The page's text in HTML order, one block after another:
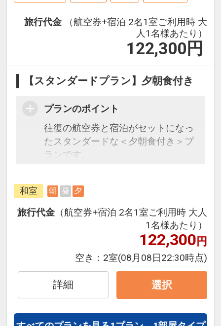
旅行代金
（航空券+宿泊 2名1室ご利用時 大
人1名様あたり）
122,300 円
【スタンダードプラン】夕朝食付き
プランのポイント
往復の航空券と宿泊がセットになっ
たスタンダードな＜夕朝食付き＞プ
ランです。
ら、一都市滞在はもちろん周遊旅行
にも最適！
旅行期間中の1泊だけの宿泊や延
泊・飛び泊なども自由自在です。
フライトは、安心のJAL（または
JALグループ）確約！フライトマイ
ル50%貯まります。
オプションでレンタカーや現地交
通・体験プランなどの追加（同時予
約）が可能なプランもございます。
和室 朝 昼 夕
旅行代金 （航空券+宿泊 2名1室ご利用時 大人
1名様あたり）
122,300円
空き： 2室(08月08日22:30時点)
詳細 選択